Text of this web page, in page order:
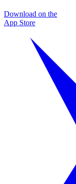
Download on the
App Store